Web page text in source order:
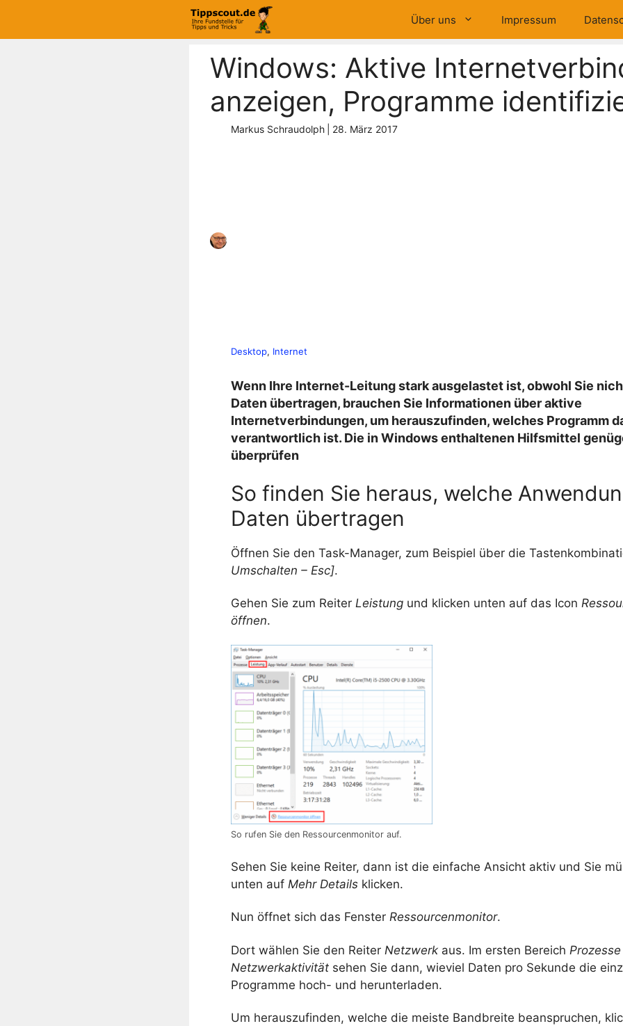
springen
Über uns Impressum
Windows: Aktive
anzeigen, Programme
Markus Schraudolph 28. März 2017
Desktop, Internet
Wenn Ihre Internet-Leitung stark ausgelastet ist, obwohl Sie
Daten übertragen, brauchen Sie Informationen über aktive
Internetverbindungen, um herauszufinden, welches Programm
verantwortlich ist. Die in Windows enthaltenen Hilfsmittel
überprüfen
So finden Sie heraus, welche
Daten übertragen
Öffnen Sie den Task-Manager, zum Beispiel über die
Umschalten – Esc].
Gehen Sie zum Reiter Leistung und klicken unten auf das Icon
öffnen.
So rufen Sie den Ressourcenmonitor auf.
Sehen Sie keine Reiter, dann ist die einfache Ansicht aktiv und Sie
unten auf Mehr Details klicken.
Nun öffnet sich das Fenster Ressourcenmonitor.
Dort wählen Sie den Reiter Netzwerk aus. Im ersten Bereich
Netzwerkaktivität sehen Sie dann, wieviel Daten pro Sekunde die
Programme hoch- und herunterladen.
Um herauszufinden, welche die meiste Bandbreite beanspruchen,